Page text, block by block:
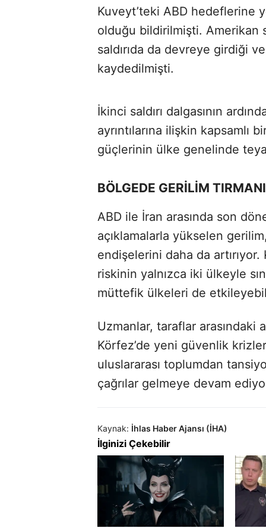
Kuveyt’teki ABD hedeflerine
olduğu bildirilmişti. Amerikan
saldırıda da devreye girdiği
kaydedilmişti.
İkinci saldırı dalgasının
ayrıntılarına ilişkin kapsamlı
güçlerinin ülke genelinde
BÖLGEDE GERİLİM
ABD ile İran arasında son
açıklamalarla yükselen
endişelerini daha da
riskinin yalnızca iki ülkeyle
müttefik ülkeleri de
Uzmanlar, taraflar
Körfez’de yeni güvenlik
uluslararası toplumdan
çağrılar gelmeye devam
Kaynak: İhlas Haber Ajansı (İHA)